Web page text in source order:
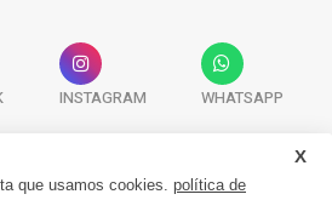
INSTAGRAM WHATSAPP
Fale Conosco Quem Somos
que usamos cookies. política de